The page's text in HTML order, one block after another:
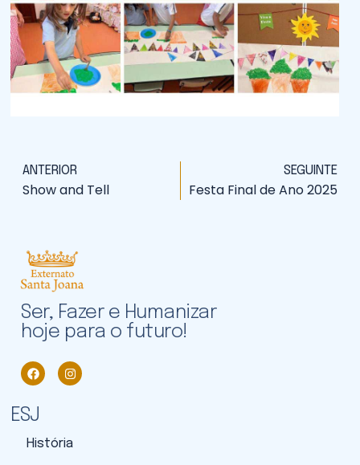
ANTERIOR
Show and Tell
SEGUINTE
Festa Final de Ano 2025
Ser, Fazer e Humanizar
hoje para o futuro!
ESJ
História